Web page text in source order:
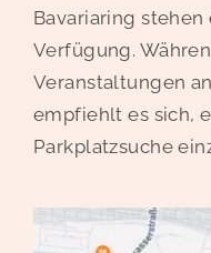
Bavariaring
Verfügung.
Veranstaltungen
empfiehlt es sich,
Parkplatzsuche